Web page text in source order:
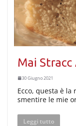
Mai
30 Giugno 2021
Ecco, questa è
smentire le mie
Leggi tutto